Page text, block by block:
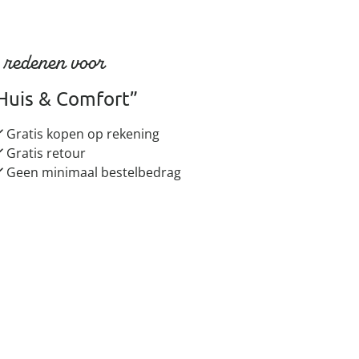
voor
& Comfort”
Gratis kopen op rekening
Gratis retour
Geen minimaal bestelbedrag